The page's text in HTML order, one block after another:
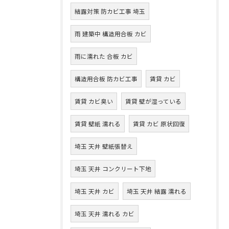
結露対策 防カビ工事 埼玉
雨 建築中 構造用合板 カビ
雨に濡れた 合板 カビ
構造用合板 防カビ工事 賃貸 カビ
賃貸 カビ臭い 賃貸 壁が湿っている
賃貸 壁紙 濡れる 賃貸 カビ 原状回復
埼玉 天井 壁紙張替え
埼玉 天井 コンクリート下地
埼玉 天井 カビ 埼玉 天井 結露 濡れる
埼玉 天井 濡れる カビ